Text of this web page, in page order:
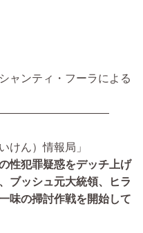
ャンティ・フーラによる
けん）情報局」
性犯罪疑惑をデッチ上げ
ブッシュ元大統領、ヒラ
味の掃討作戦を開始して